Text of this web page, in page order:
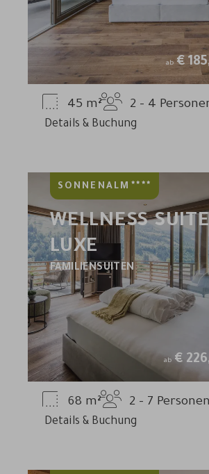
ab €
Details & Buchung
2 - 4
45 m²
SONNENALM
WELLNESS
LUXE
FAMILIENSUITEN
ab €
Details & Buchung
2 - 7 Personen
68 m²